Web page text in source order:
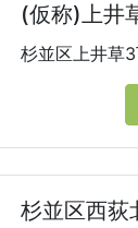
(仮称)上井
杉並区上井草
杉並区西荻